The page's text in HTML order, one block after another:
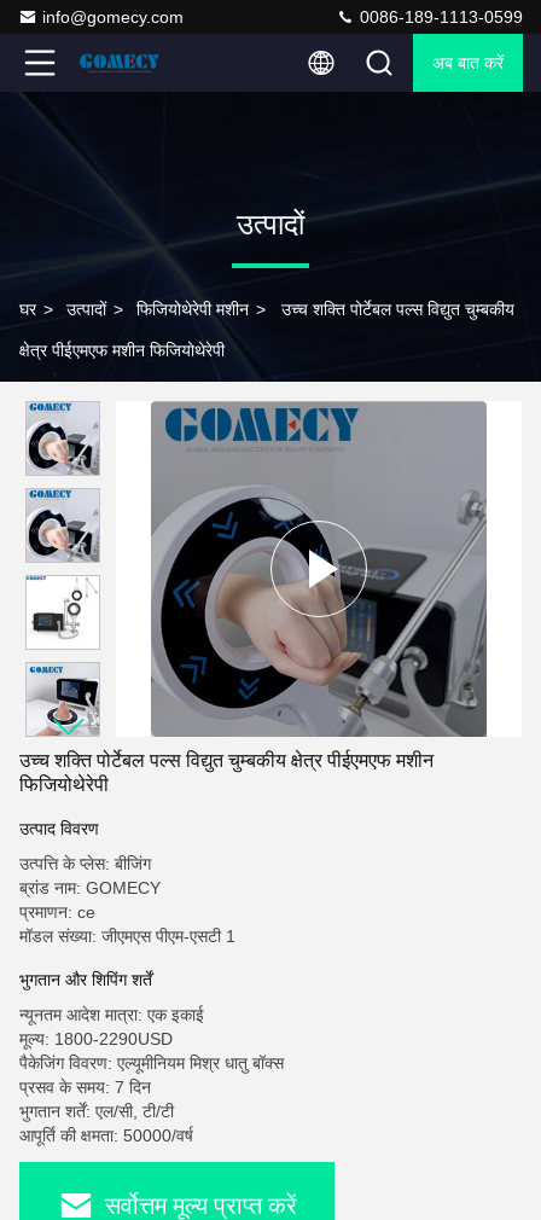
info@gomecy.com 0086-189-1113-0599
अब बात करें
उत्पादों
घर > उत्पादों > फिजियोथेरेपी मशीन > उच्च शक्ति पोर्टेबल पल्स विद्युत चुम्बकीय
क्षेत्र पीईएमएफ मशीन फिजियोथेरेपी
उच्च शक्ति पोर्टेबल पल्स विद्युत चुम्बकीय क्षेत्र पीईएमएफ मशीन
फिजियोथेरेपी
उत्पाद विवरण
उत्पत्ति के प्लेस: बीजिंग
ब्रांड नाम: GOMECY
प्रमाणन: ce
मॉडल संख्या: जीएमएस पीएम-एसटी 1
भुगतान और शिपिंग शर्तें
न्यूनतम आदेश मात्रा: एक इकाई
मूल्य: 1800-2290USD
पैकेजिंग विवरण: एल्यूमीनियम मिश्र धातु बॉक्स
प्रसव के समय: 7 दिन
भुगतान शर्तें: एल/सी, टी/टी
आपूर्ति की क्षमता: 50000/वर्ष
सर्वोत्तम मूल्य प्राप्त करें